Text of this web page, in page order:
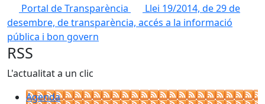
Portal de Transparència
Llei 19/2014, de 29 de
desembre, de transparència, accés a la informació
pública i bon govern
RSS
L'actualitat a un clic
Agenda